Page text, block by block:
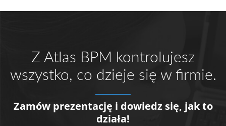
Z Atlas BPM kontrolujesz
wszystko, co dzieje się w firmie.
Zamów prezentację i dowiedz się, jak to
działa!